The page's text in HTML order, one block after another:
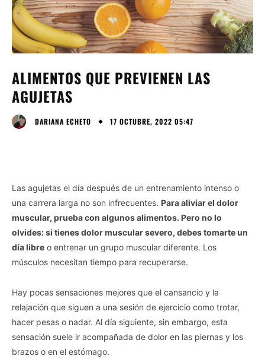
ALIMENTOS QUE PREVIENEN LAS
AGUJETAS
DARIANA ECHETO 17 OCTUBRE, 2022 05:47
Las agujetas el día después de un entrenamiento intenso o
una carrera larga no son infrecuentes. Para aliviar el dolor
muscular, prueba con algunos alimentos. Pero no lo
olvides: si tienes dolor muscular severo, debes tomarte un
día libre o entrenar un grupo muscular diferente. Los
músculos necesitan tiempo para recuperarse.
Hay pocas sensaciones mejores que el cansancio y la
relajación que siguen a una sesión de ejercicio como trotar,
hacer pesas o nadar. Al día siguiente, sin embargo, esta
sensación suele ir acompañada de dolor en las piernas y los
brazos o en el estómago.